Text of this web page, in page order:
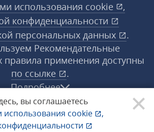
вы соглашаетесь
использования cookie
,
использования cookie
,
конфиденциальности
персональных данных
.
Рекомендательные
правила применения доступны
по ссылке
.
Подробнее
«1С‑Рарус» ®. Все права